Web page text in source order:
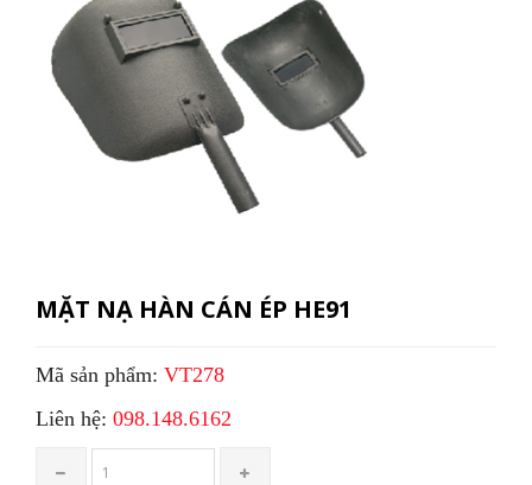
MẶT NẠ HÀN CÁN ÉP HE91
Mã sản phẩm: VT278
Liên hệ: 098.148.6162